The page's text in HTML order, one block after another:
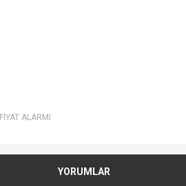
FİYAT ALARMI
YORUMLAR